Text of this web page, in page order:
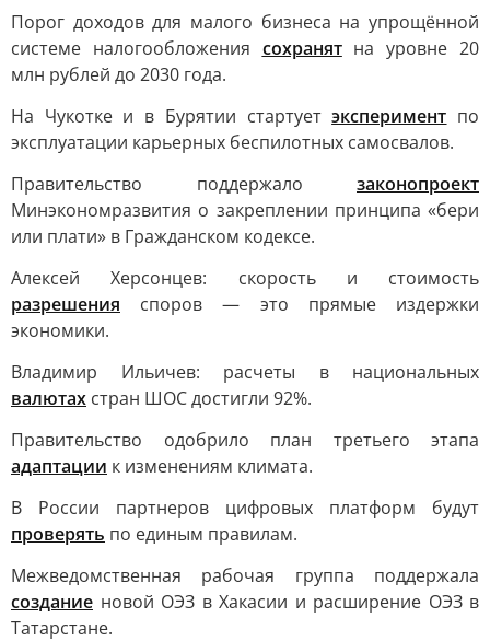
Порог доходов для малого бизнеса на упрощённой
системе налогообложения сохранятна уровне 20
млн рублей до 2030 года.
На Чукотке и в Бурятии стартуетэксперимент по
эксплуатации карьерных беспилотных самосвалов.
Правительство поддержало законопроект
Минэкономразвития о закреплении принципа «бери
или плати» в Гражданском кодексе.
Алексей Херсонцев: скорость и стоимость
разрешения споров — это прямые издержки
экономики.
Владимир Ильичев: расчеты в национальных
валютах стран ШОС достигли 92%.
Правительство одобрило план третьего этапа
адаптации к изменениям климата.
В России партнеров цифровых платформ будут
проверять по единым правилам.
Межведомственная рабочая группа поддержала
создание новой ОЭЗ в Хакасии и расширение ОЭЗ в
Татарстане.